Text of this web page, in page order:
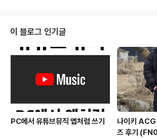
요? Webpack을 설치하고 설정하는 법 Babel을 설치하
고 설정하는 법 React를 설치하는 법 컨테이너 컴포넌트
와 프리젠테이션 컴포넌트를 작성하는 법 번들된 파일을 H
TML 페이지에 포함하는 법 Webpack Dev Server를
이 블로그 인기글
PC에서 유튜브뮤직 앱처럼 쓰기
나이키 ACG
즈 후기